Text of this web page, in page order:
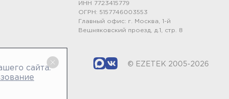
ИНН 7723415779
ОГРН: 5157746003553
Главный офис: г. Москва, 1-й
Вешняковский проезд, д.1, стр. 8
© EZETEK 2005-2026
сайта.